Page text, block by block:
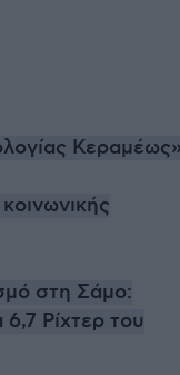
στη Σάμο:
Ρίχτερ του